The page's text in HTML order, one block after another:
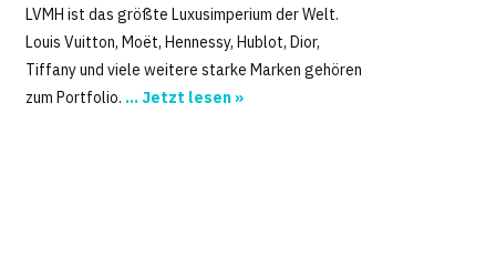
LVMH ist das größte Luxusimperium der Welt.
Louis Vuitton, Moët, Hennessy, Hublot, Dior,
Tiffany und viele weitere starke Marken gehören
zum Portfolio. ... Jetzt lesen »